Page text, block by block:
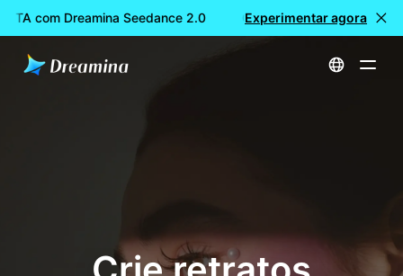
com Dreamina Seedance 2.0 Criação de vídeos
Experimentar agora
Início